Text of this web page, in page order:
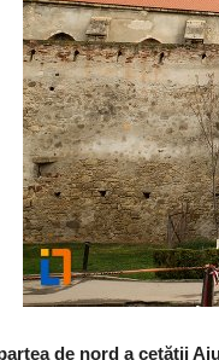
de nord a cetăţii